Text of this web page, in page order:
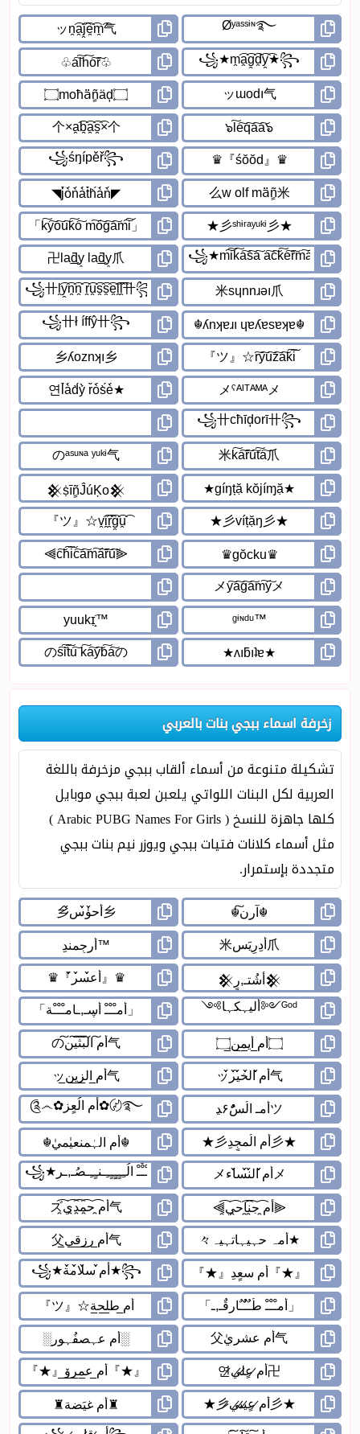
زخرفة اسماء ببجي بنات بالعربي
تشكيلة متنوعة من أسماء ألقاب ببجي مزخرفة باللغة
العربية لكل البنات اللواتي يلعبن لعبة ببجي موبايل
كلها جاهزة للنسخ ( Arabic PUBG Names For Girls )
مثل أسماء كلانات فتيات ببجي ويوزر نيم بنات ببجي
متجددة بإستمرار.